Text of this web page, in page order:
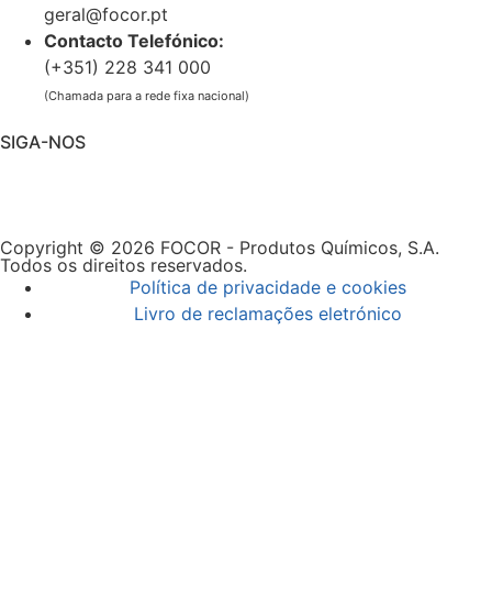
geral@focor.pt
Contacto Telefónico:
(+351) 228 341 000
(Chamada para a rede fixa nacional)
SIGA-NOS
Copyright © 2026 FOCOR - Produtos Químicos, S.A.
Todos os direitos reservados.
Política de privacidade e cookies
Livro de reclamações eletrónico